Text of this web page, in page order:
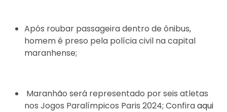
Após roubar passageira dentro de ônibus,
homem é preso pela polícia civil na capital
maranhense;
Maranhão será representado por seis atletas
nos Jogos Paralímpicos Paris 2024; Confiraaqui